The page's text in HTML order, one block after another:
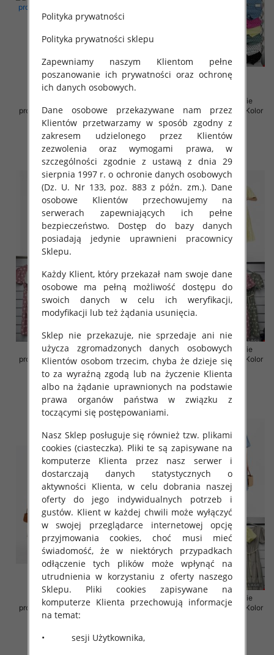
produkt) Roz Standard, Mix Kolor
Paczka 5 szt
35.00 zł
szczegóły
Sukienki damskie (Włoskie
produkt) Roz Standard, Mix Kolor
Paczka 5 szt
36.00 zł
szczegóły
Sukienki damskie (Włoskie
produkt) Roz Standard, Mix Kolor
Paczka 5 szt
43.00 zł
szczegóły
Sukienki damskie (Włoskie
produkt) Roz Standard, Mix Kolor
Paczka 5 szt
43.00 zł
szczegóły
Sukienki damskie (Włoskie
produkt) Roz Standard, Mix Kolor
Paczka 5 szt
43.00 zł
Sukienki damskie (Włoskie
produkt) Roz Standard, Mix Kolor
Polityka prywatności
Polityka prywatności sklepu
Zapewniamy naszym Klientom pełne
poszanowanie ich prywatności oraz ochronę
ich danych osobowych.
Dane osobowe przekazywane nam przez
Klientów przetwarzamy w sposób zgodny z
zakresem udzielonego przez Klientów
zezwolenia oraz wymogami prawa, w
szczególności zgodnie z ustawą z dnia 29
sierpnia 1997 r. o ochronie danych osobowych
(Dz. U. Nr 133, poz. 883 z późn. zm.). Dane
osobowe Klientów przechowujemy na
serwerach zapewniających ich pełne
bezpieczeństwo. Dostęp do bazy danych
posiadają jedynie uprawnieni pracownicy
Sklepu.
Każdy Klient, który przekazał nam swoje dane
osobowe ma pełną możliwość dostępu do
swoich danych w celu ich weryfikacji,
modyfikacji lub też żądania usunięcia.
Sklep nie przekazuje, nie sprzedaje ani nie
użycza zgromadzonych danych osobowych
Klientów osobom trzecim, chyba że dzieje się
to za wyraźną zgodą lub na życzenie Klienta
albo na żądanie uprawnionych na podstawie
prawa organów państwa w związku z
toczącymi się postępowaniami.
Nasz Sklep posługuje się również tzw. plikami
cookies (ciasteczka). Pliki te są zapisywane na
komputerze Klienta przez nasz serwer i
dostarczają danych statystycznych o
aktywności Klienta, w celu dobrania naszej
oferty do jego indywidualnych potrzeb i
gustów. Klient w każdej chwili może wyłączyć
w swojej przeglądarce internetowej opcję
przyjmowania cookies, choć musi mieć
świadomość, że w niektórych przypadkach
odłączenie tych plików może wpłynąć na
utrudnienia w korzystaniu z oferty naszego
Sklepu. Pliki cookies zapisywane na
komputerze Klienta przechowują informacje
na temat:
• sesji Użytkownika,